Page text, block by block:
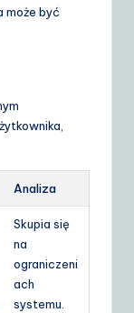
może być
Analiza
Skupia się
na
ograniczeni
ach
systemu.